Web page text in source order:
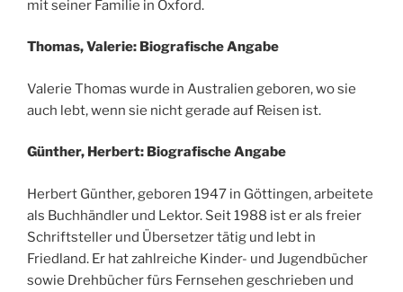
mit seiner Familie in Oxford.
Thomas, Valerie: Biografische Angabe
Valerie Thomas wurde in Australien geboren, wo sie
auch lebt, wenn sie nicht gerade auf Reisen ist.
Günther, Herbert: Biografische Angabe
Herbert Günther, geboren 1947 in Göttingen, arbeitete
als Buchhändler und Lektor. Seit 1988 ist er als freier
Schriftsteller und Übersetzer tätig und lebt in
Friedland. Er hat zahlreiche Kinder- und Jugendbücher
sowie Drehbücher fürs Fernsehen geschrieben und